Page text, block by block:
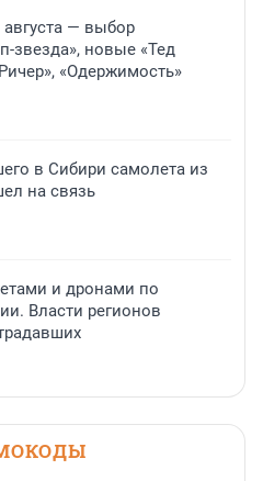
августа — выбор
звезда», новые «Тед
«Одержимость»
в Сибири самолета из
на связь
и дронами по
Власти регионов